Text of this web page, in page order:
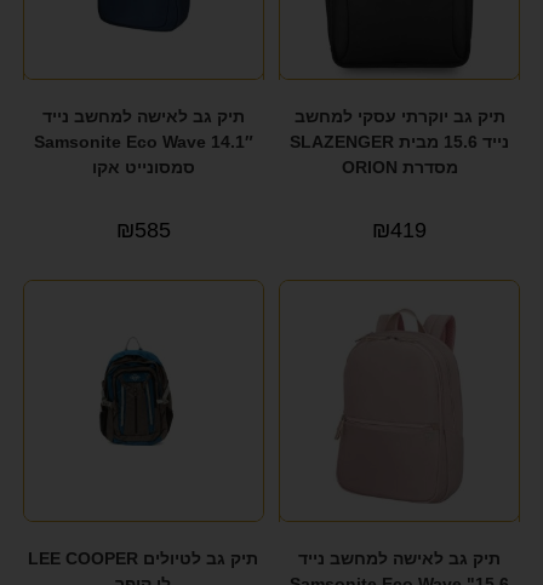
תיק גב יוקרתי עסקי למחשב
נייד 15.6 מבית SLAZENGER
מסדרת ORION
₪419
תיק גב לאישה למחשב נייד
14.1″ Samsonite Eco Wave
סמסונייט אקו
₪585
תיק גב לאישה למחשב נייד
תיק גב לטיולים LEE COOPER